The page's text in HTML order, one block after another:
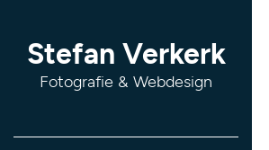
Stefan Verkerk
Fotografie & Webdesign